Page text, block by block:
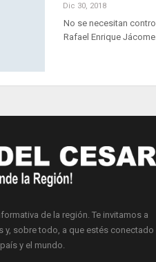
Dic 30, 2018
No se necesitan
Rafael Enrique Jácome…
de la región. Te invitamos a
y, sobre todo, a que estés conectado
y el mundo.